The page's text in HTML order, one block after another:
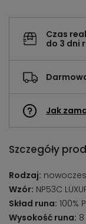
Czas
do 3 dni
Jak
Szczegóły
Rodzaj:
Wzór: NP53C
Skład runa: 100%
Wysokość runa: